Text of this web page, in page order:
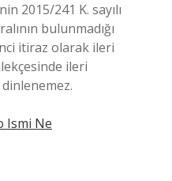
2015/241 K. sayılı
bulunmadığı
itiraz olarak ileri
ileri
Ismi Ne